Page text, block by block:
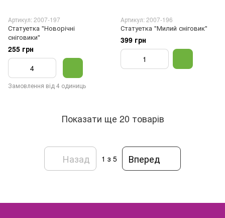
Артикул: 2007-197
Статуетка "Новорічні
сніговики"
255 грн
Замовлення від 4 одиниць
Артикул: 2007-196
Статуетка "Милий сніговик"
399 грн
Показати ще 20 товарів
Назад 1 з 5 Вперед